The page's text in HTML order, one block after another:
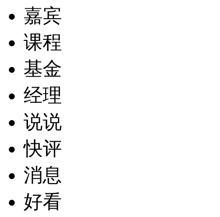
嘉宾
课程
基金
经理
说说
快评
消息
好看